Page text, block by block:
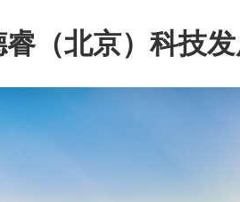
睿（北京）科技